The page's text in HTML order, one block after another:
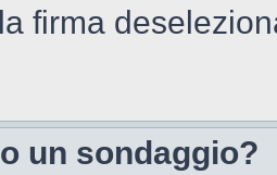
firma
un sondaggio?